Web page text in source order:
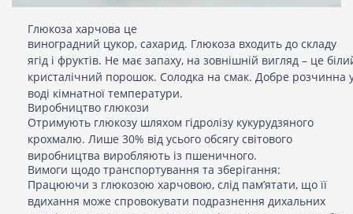
Глюкоза харчова це
виноградний цукор, сахарид. Глюкоза входить до складу
ягід і фруктів. Не має запаху, на зовнішній вигляд – це
кристалічний порошок. Солодка на смак. Добре розчинна
воді кімнатної температури.
Виробництво глюкози
Отримують глюкозу шляхом гідролізу кукурудзяного
крохмалю. Лише 30% від усього обсягу світового
виробництва виробляють із пшеничного.
Вимоги щодо транспортування та зберігання:
Працюючи з глюкозою харчовою, слід пам’ятати, що її
вдихання може спровокувати подразнення дихальних